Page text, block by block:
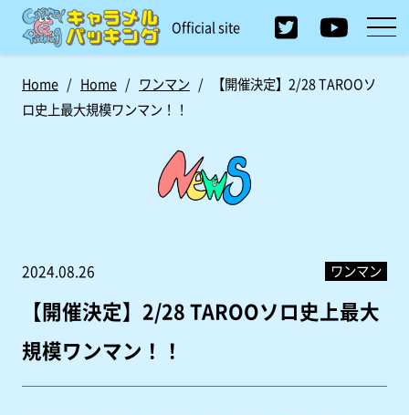
Official site
Home/ Home/ ワンマン /
【開催決定】2/28 TAROOソ
ロ史上最大規模ワンマン！！
2024.08.26 ワンマン
【開催決定】2/28 TAROOソロ史上最大
規模ワンマン！！